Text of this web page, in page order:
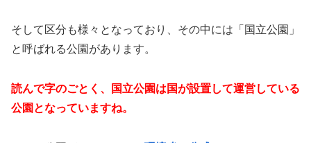
そして区分も様々となっており、その中には「国立公園」
と呼ばれる公園があります。
読んで字のごとく、国立公園は国が設置して運営している
公園となっていますね。